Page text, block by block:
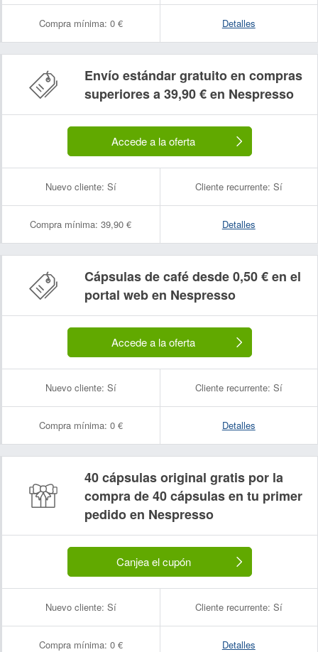
Compra mínima: 0 € Detalles
Envío estándar gratuito en compras
superiores a 39,90 € en Nespresso
Accede a la oferta
Nuevo cliente: Sí Cliente recurrente: Sí
Compra mínima: 39,90 € Detalles
Cápsulas de café desde 0,50 € en el
portal web en Nespresso
Accede a la oferta
Nuevo cliente: Sí Cliente recurrente: Sí
Compra mínima: 0 € Detalles
40 cápsulas original gratis por la
compra de 40 cápsulas en tu primer
pedido en Nespresso
Canjea el cupón
Nuevo cliente: Sí Cliente recurrente: Sí
Compra mínima: 0 € Detalles
Correo electrónico: